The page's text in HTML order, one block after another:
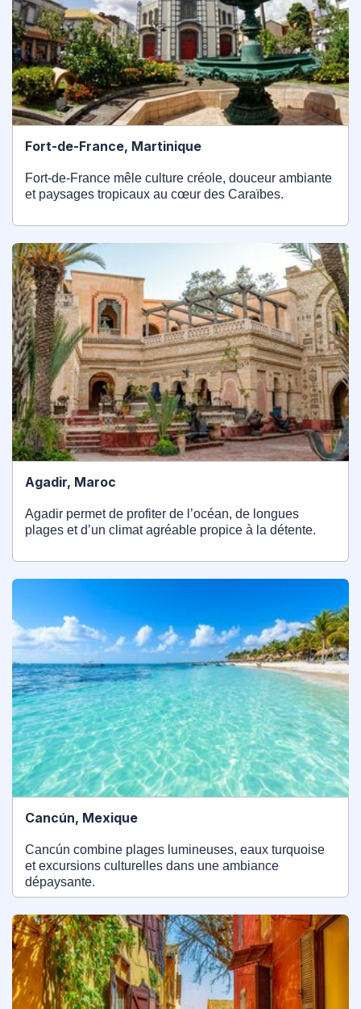
Fort-de-France, Martinique
Fort-de-France mêle culture créole, douceur ambiante
et paysages tropicaux au cœur des Caraïbes.
Agadir, Maroc
Agadir permet de profiter de l’océan, de longues
plages et d’un climat agréable propice à la détente.
Cancún, Mexique
Cancún combine plages lumineuses, eaux turquoise
et excursions culturelles dans une ambiance
dépaysante.